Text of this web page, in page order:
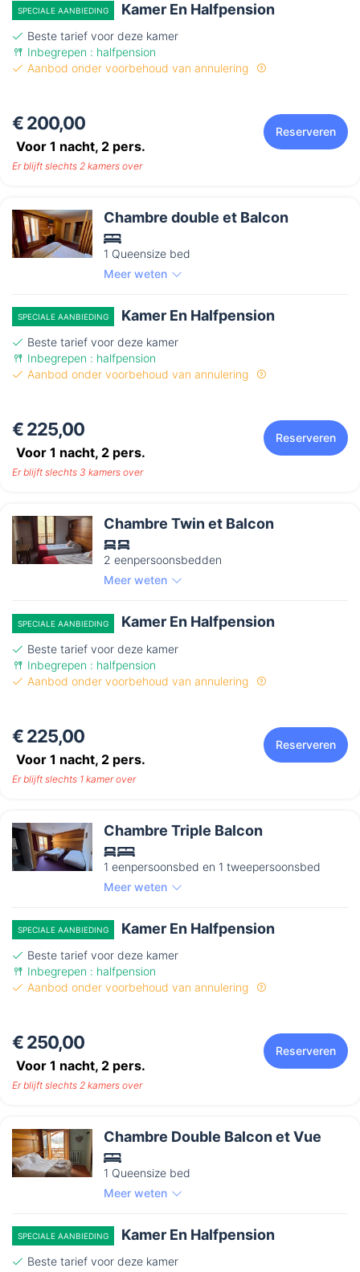
SPECIALE AANBIEDING Kamer En Halfpension
Beste tarief voor deze kamer
Inbegrepen : halfpension
Aanbod onder voorbehoud van annulering
€ 200,00
Voor 1 nacht, 2 pers.
Reserveren
Er blijft slechts 2 kamers over
Chambre double et Balcon
1 Queensize bed
Meer weten
SPECIALE AANBIEDING Kamer En Halfpension
Beste tarief voor deze kamer
Inbegrepen : halfpension
Aanbod onder voorbehoud van annulering
€ 225,00
Voor 1 nacht, 2 pers.
Reserveren
Er blijft slechts 3 kamers over
Chambre Twin et Balcon
2 eenpersoonsbedden
Meer weten
SPECIALE AANBIEDING Kamer En Halfpension
Beste tarief voor deze kamer
Inbegrepen : halfpension
Aanbod onder voorbehoud van annulering
€ 225,00
Voor 1 nacht, 2 pers.
Reserveren
Er blijft slechts 1 kamer over
Chambre Triple Balcon
1 eenpersoonsbed en 1 tweepersoonsbed
Meer weten
SPECIALE AANBIEDING Kamer En Halfpension
Beste tarief voor deze kamer
Inbegrepen : halfpension
Aanbod onder voorbehoud van annulering
€ 250,00
Voor 1 nacht, 2 pers.
Reserveren
Er blijft slechts 2 kamers over
Chambre Double Balcon et Vue
1 Queensize bed
Meer weten
SPECIALE AANBIEDING Kamer En Halfpension
Beste tarief voor deze kamer